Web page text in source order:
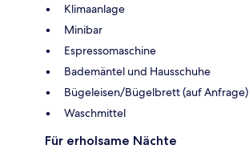
Klimaanlage
Minibar
Espressomaschine
Bademäntel und Hausschuhe
Bügeleisen/Bügelbrett (auf Anfrage)
Waschmittel
Für erholsame Nächte